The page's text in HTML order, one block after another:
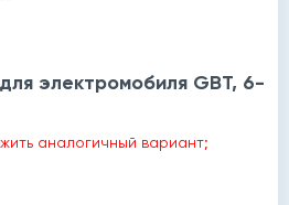
электромобиля GBT, 6-
аналогичный вариант;